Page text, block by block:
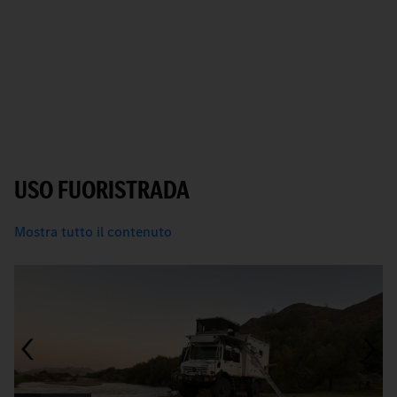
USO FUORISTRADA
Mostra tutto il contenuto